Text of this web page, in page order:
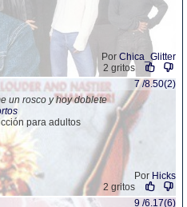
Por Chica_Glitter
2 gritos
7 /8.50(2)
un rosco y hoy doblete
para adultos
Por Hicks
2 gritos
9 /6.17(6)